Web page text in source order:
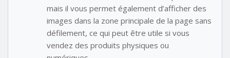
mais il vous permet également d’afficher des
images dans la zone principale de la page sans
défilement, ce qui peut être utile si vous
vendez des produits physiques ou